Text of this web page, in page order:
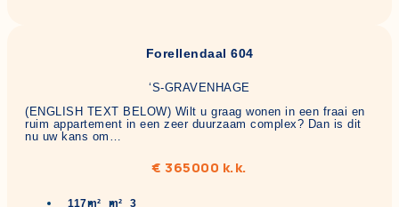
Forellendaal 604
‘S-GRAVENHAGE
(ENGLISH TEXT BELOW) Wilt u graag wonen in een fraai en
ruim appartement in een zeer duurzaam complex? Dan is dit
nu uw kans om…
€ 365000 k.k.
117m² m² 3